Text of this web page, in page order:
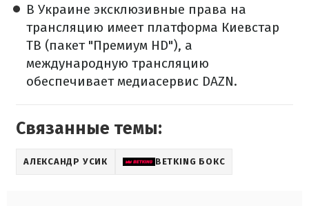
В Украине эксклюзивные права на
трансляцию имеет платформа Киевстар
ТВ (пакет "Премиум HD"), а
международную трансляцию
обеспечивает медиасервис DAZN.
Связанные темы:
АЛЕКСАНДР УСИК BETKING БОКС